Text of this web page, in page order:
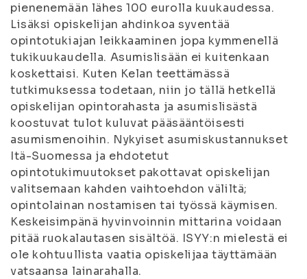
pienenemään lähes 100 eurolla kuukaudessa.
Lisäksi opiskelijan ahdinkoa syventää
opintotukiajan leikkaaminen jopa kymmenellä
tukikuukaudella. Asumislisään ei kuitenkaan
koskettaisi. Kuten Kelan teettämässä
tutkimuksessa todetaan, niin jo tällä hetkellä
opiskelijan opintorahasta ja asumislisästä
koostuvat tulot kuluvat pääsääntöisesti
asumismenoihin. Nykyiset asumiskustannukset
Itä-Suomessa ja ehdotetut
opintotukimuutokset pakottavat opiskelijan
valitsemaan kahden vaihtoehdon väliltä;
opintolainan nostamisen tai työssä käymisen.
Keskeisimpänä hyvinvoinnin mittarina voidaan
pitää ruokalautasen sisältöä. ISYY:n mielestä ei
ole kohtuullista vaatia opiskelijaa täyttämään
vatsaansa lainarahalla.